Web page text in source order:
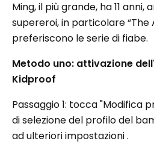
Ming, il più grande, ha 11
supereroi, in particolare “The
preferiscono le serie di fiabe.
Metodo uno: attivazione
Kidproof
Passaggio 1: tocca "Modifica
di selezione del profilo del
ad ulteriori impostazioni .